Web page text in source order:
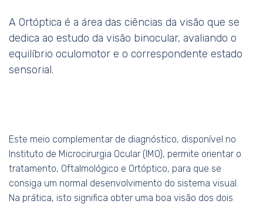
A Ortóptica é a área das ciências da visão que se
dedica ao estudo da visão binocular, avaliando o
equilíbrio oculomotor e o correspondente estado
sensorial.
Este meio complementar de diagnóstico, disponível no
Instituto de Microcirurgia Ocular (IMO), permite orientar o
tratamento, Oftalmológico e Ortóptico, para que se
consiga um normal desenvolvimento do sistema visual.
Na prática, isto significa obter uma boa visão dos dois